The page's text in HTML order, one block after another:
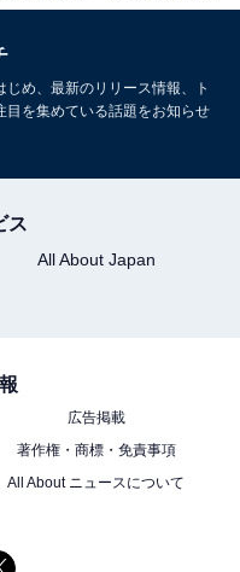
出身。居酒屋巡りとス
め、最新のリリース情報、ト
目を集めている話題をお知らせ
ス
All About Japan
広告掲載
著作権・商標・免責事項
All About ニュースについて